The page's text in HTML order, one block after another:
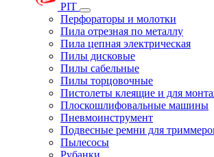
PIT
Перфораторы и молотки
Пила отрезная по металлу
Пила цепная электрическая
Пилы дисковые
Пилы сабельные
Пилы торцовочные
Пистолеты клеящие и для
Плоскошлифовальные машины
Пневмоинструмент
Подвесные ремни для
Пылесосы
Рубанки